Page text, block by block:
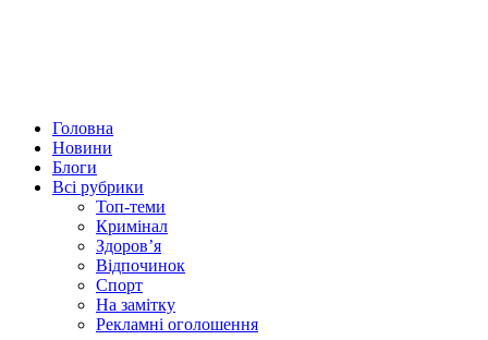
Головна
Новини
Блоги
Всі рубрики
Топ-теми
Кримінал
Здоров’я
Відпочинок
Спорт
На замітку
Рекламні оголошення